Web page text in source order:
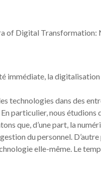
of Digital
immédiate, la
technologies dans des
particulier, nous
que, d’une part, la
du personnel.
elle-même. Le